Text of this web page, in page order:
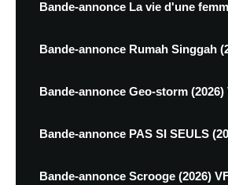
Bande-annonce La vie d'une
Bande-annonce Rumah Singgah
Bande-annonce Geo-storm (2026)
Bande-annonce PAS SI SEULS
Bande-annonce Scrooge (2026)